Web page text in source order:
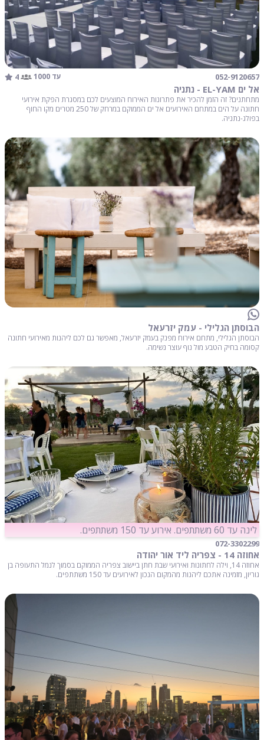
052-9120657 עד 1000 4
אל ים EL-YAM - נתניה
מתחתנים? זה הזמן להכיר את פתרונות האירוח המוצעים לכם במסגרת הפקת אירועי
חתונה על הים במתחם האירועים אל ים הממוקם במרחק של 250 מטרים מקו החוף
בפולג-נתניה.
הבוסתן הגלילי - עמק יזרעאל
הבוסתן הגלילי, מתחם אירוח מפנק בעמק יזרעאל, מאפשר גם לכם ליהנות מאירועי חתונה
קסומה בחיק הטבע מול נוף עוצר נשימה.
לינה עד 60 משתתפים. אירוע עד 150 משתתפים.
072-3302299
אחוזה 14 - צפריה ליד אור יהודה
אחוזה 14, וילה לחתונות ואירועי שבת חתן ביישוב צפריה הממוקם בסמוך לנמל התעופה בן
גוריון, מזמינה אתכם ליהנות מהמקום הנכון לאירועים עד 150 משתתפים.